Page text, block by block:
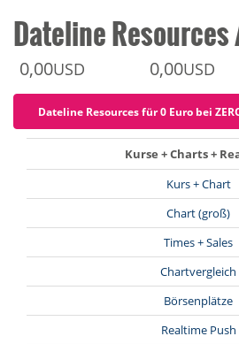
Dateline Resources
0,00USD 0,00USD
Dateline Resources für 0 Euro bei
Kurse + Charts +
Kurs + Chart
Chart (groß)
Times + Sales
Chartvergleich
Börsenplätze
Realtime Push